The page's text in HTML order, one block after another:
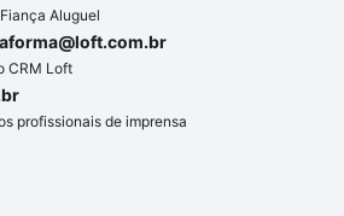
Aluguel
CRM Loft
profissionais de imprensa